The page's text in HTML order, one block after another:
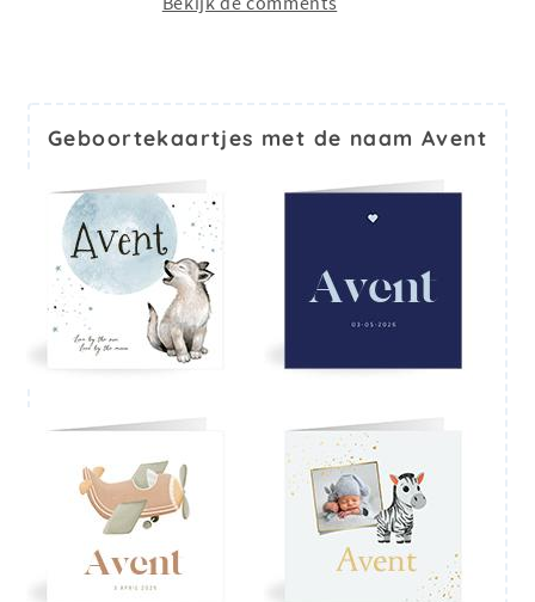
Geboortekaartjes met de naam Avent